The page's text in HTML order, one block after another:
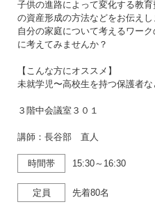
子供の進路によって変化する教
の資産形成の方法などをお伝えし
自分の家庭について考えるワー
に考えてみませんか？
【こんな方にオススメ】
未就学児〜高校生を持つ保護者な
３階中会議室３０１
講師：長谷部 直人
時間帯 15:30～16:30
定員 先着80名